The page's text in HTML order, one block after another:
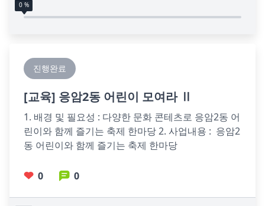
0 %
진행완료
[교육] 응암2동 어린이 모여라 Ⅱ
1. 배경 및 필요성 : 다양한 문화 콘테츠로 응암2동 어
린이와 함께 즐기는 축제 한마당 2. 사업내용 :  응암2
동 어린이와 함께 즐기는 축제 한마당
0 0